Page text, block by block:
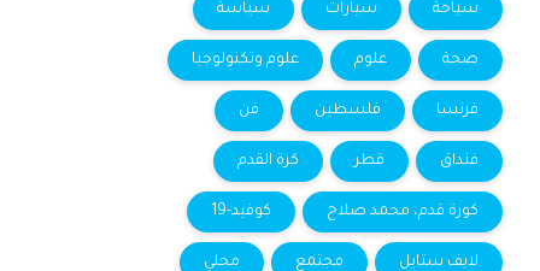
سياحة سيارات سياسة
صحة علوم علوم وتكنولوجيا
فرنسا فلسطين فن
فنداق قطر كرة القدم
كورة قدم، محمد صلاح كوفيد-19
لايف ستايل مجتمع محلي